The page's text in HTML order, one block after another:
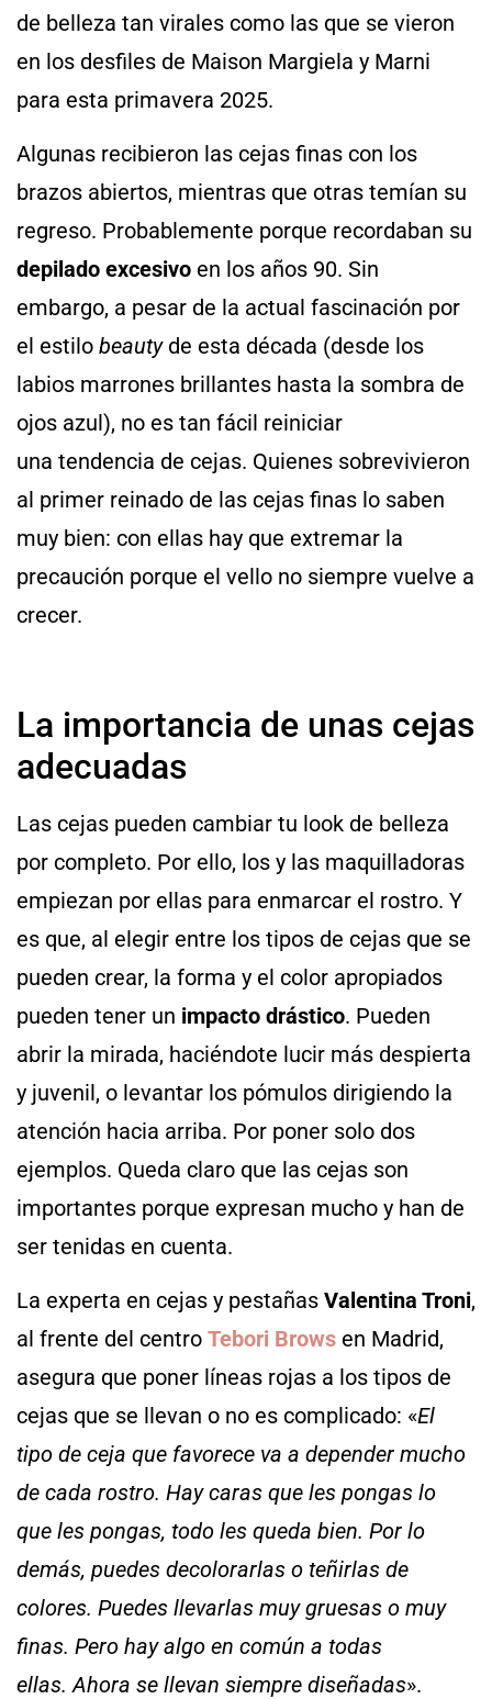
de belleza tan virales como las que se vieron
en los desfiles de Maison Margiela y Marni
para esta primavera 2025.
Algunas recibieron las cejas finas con los
brazos abiertos, mientras que otras temían su
regreso. Probablemente porque recordaban su
depilado excesivo en los años 90. Sin
embargo, a pesar de la actual fascinación por
el estilo beauty de esta década (desde los
labios marrones brillantes hasta la sombra de
ojos azul), no es tan fácil reiniciar
una tendencia de cejas. Quienes sobrevivieron
al primer reinado de las cejas finas lo saben
muy bien: con ellas hay que extremar la
precaución porque el vello no siempre vuelve a
crecer.
La importancia de unas cejas
adecuadas
Las cejas pueden cambiar tu look de belleza
por completo. Por ello, los y las maquilladoras
empiezan por ellas para enmarcar el rostro. Y
es que, al elegir entre los tipos de cejas que se
pueden crear, la forma y el color apropiados
pueden tener un impacto drástico. Pueden
abrir la mirada, haciéndote lucir más despierta
y juvenil, o levantar los pómulos dirigiendo la
atención hacia arriba. Por poner solo dos
ejemplos. Queda claro que las cejas son
importantes porque expresan mucho y han de
ser tenidas en cuenta.
La experta en cejas y pestañas Valentina Troni,
al frente del centro Tebori Brows en Madrid,
asegura que poner líneas rojas a los tipos de
cejas que se llevan o no es complicado: «El
tipo de ceja que favorece va a depender mucho
de cada rostro. Hay caras que les pongas lo
que les pongas, todo les queda bien. Por lo
demás, puedes decolorarlas o teñirlas de
colores. Puedes llevarlas muy gruesas o muy
finas. Pero hay algo en común a todas
ellas. Ahora se llevan siempre diseñadas».